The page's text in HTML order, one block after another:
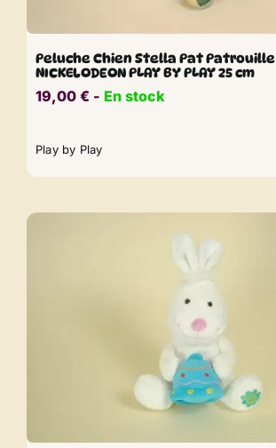
Peluche Chien Stella Pat Patrouille
NICKELODEON PLAY BY PLAY 25 cm
19,00 € ​​ - En stock
Play by Play